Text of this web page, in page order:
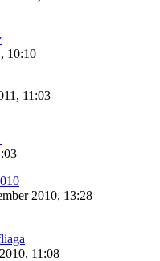
10:10
11:03
2010, 13:28
11:08